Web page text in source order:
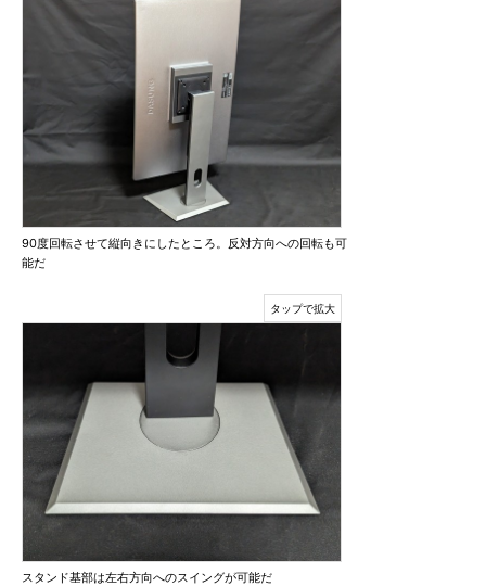
90度回転させて縦向きにしたところ。反対方向への回転も可
能だ
スタンド基部は左右方向へのスイングが可能だ